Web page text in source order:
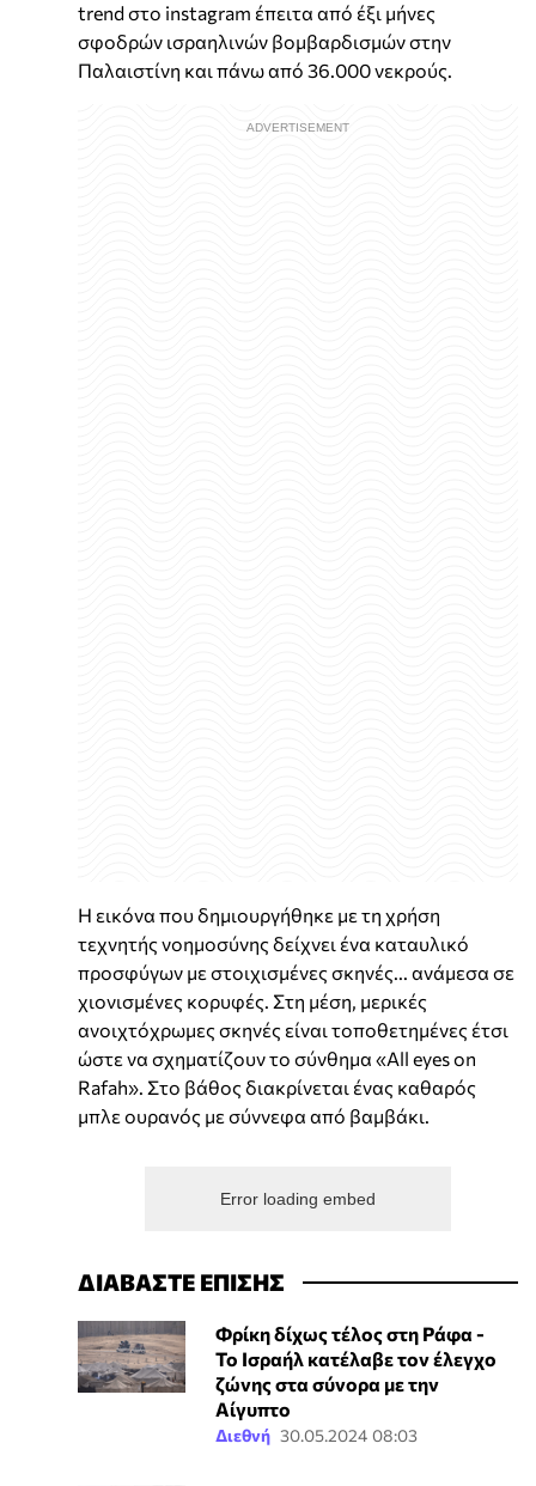
trend στο instagram έπειτα από έξι μήνες
σφοδρών ισραηλινών βομβαρδισμών στην
Παλαιστίνη και πάνω από 36.000 νεκρούς.
Η εικόνα που δημιουργήθηκε με τη χρήση
τεχνητής νοημοσύνης δείχνει ένα καταυλικό
προσφύγων με στοιχισμένες σκηνές... ανάμεσα σε
χιονισμένες κορυφές. Στη μέση, μερικές
ανοιχτόχρωμες σκηνές είναι τοποθετημένες έτσι
ώστε να σχηματίζουν το σύνθημα «All eyes on
Rafah». Στο βάθος διακρίνεται ένας καθαρός
μπλε ουρανός με σύννεφα από βαμβάκι.
Error loading embed
ΔΙΑΒΑΣΤΕ ΕΠΙΣΗΣ
Φρίκη δίχως τέλος στη Ράφα -
Το Ισραήλ κατέλαβε τον έλεγχο
ζώνης στα σύνορα με την
Αίγυπτο
Διεθνή 30.05.2024 08:03